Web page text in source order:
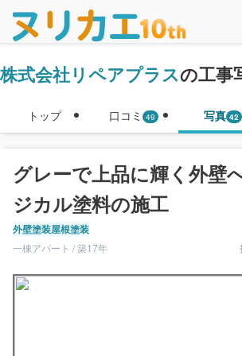
株式会社リペアプラスの工事
トップ 口コミ 49 写真 42
グレーで上品に輝く外壁
ジカル塗料の施工
外壁塗装屋根塗装
一棟アパート / 築17年